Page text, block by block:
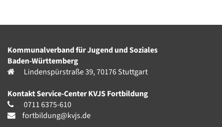
Kommunalverband für Jugend und Soziales
Baden-Württemberg
Lindenspürstraße 39, 70176 Stuttgart
Kontakt Service-Center KVJS Fortbildung
0711 6375-610
fortbildung@kvjs.de